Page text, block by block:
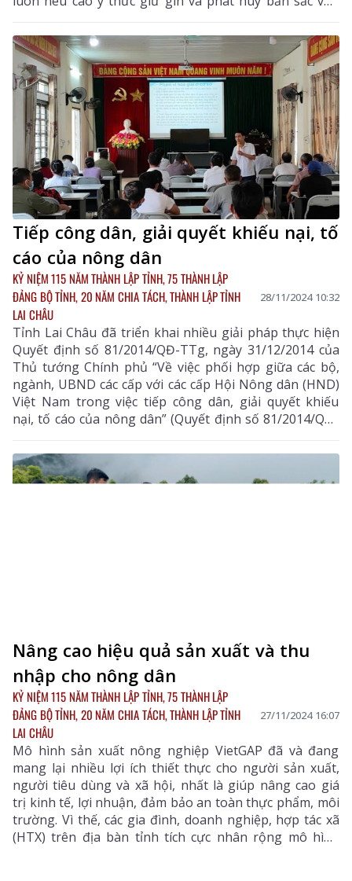
hóa đặc trưng của các dân tộc.
Tiếp công dân, giải quyết khiếu nại, tố
cáo của nông dân
KỶ NIỆM 115 NĂM THÀNH LẬP TỈNH, 75 THÀNH LẬP
ĐẢNG BỘ TỈNH, 20 NĂM CHIA TÁCH, THÀNH LẬP TỈNH
LAI CHÂU
28/11/2024 10:32
Tỉnh Lai Châu đã triển khai nhiều giải pháp thực hiện
Quyết định số 81/2014/QĐ-TTg, ngày 31/12/2014 của
Thủ tướng Chính phủ “Về việc phối hợp giữa các bộ,
ngành, UBND các cấp với các cấp Hội Nông dân (HND)
Việt Nam trong việc tiếp công dân, giải quyết khiếu
nại, tố cáo của nông dân” (Quyết định số 81/2014/QĐ-
TTg). Qua đó, không chỉ nâng cao nhận thức pháp
luật cho hội viên, nông dân còn hạn chế khiếu kiện
vượt cấp, đảm bảo an ninh trật tự, thúc đẩy các phong
trào, hoạt động hội.
Nâng cao hiệu quả sản xuất và thu
nhập cho nông dân
KỶ NIỆM 115 NĂM THÀNH LẬP TỈNH, 75 THÀNH LẬP
ĐẢNG BỘ TỈNH, 20 NĂM CHIA TÁCH, THÀNH LẬP TỈNH
LAI CHÂU
27/11/2024 16:07
Mô hình sản xuất nông nghiệp VietGAP đã và đang
mang lại nhiều lợi ích thiết thực cho người sản xuất,
người tiêu dùng và xã hội, nhất là giúp nâng cao giá
trị kinh tế, lợi nhuận, đảm bảo an toàn thực phẩm, môi
trường. Vì thế, các gia đình, doanh nghiệp, hợp tác xã
(HTX) trên địa bàn tỉnh tích cực nhân rộng mô hình